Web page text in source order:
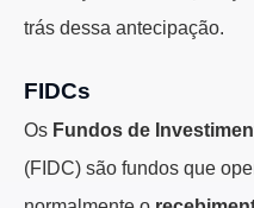
trás dessa antecipação.
FIDCs
Os Fundos de
(FIDC) são fundos que